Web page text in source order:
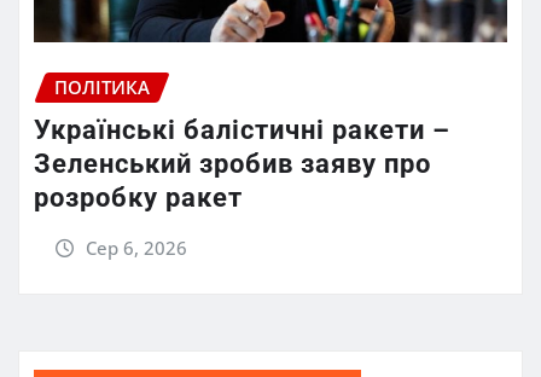
ПОЛІТИКА
Українські балістичні ракети –
Зеленський зробив заяву про
розробку ракет
Сер 6, 2026